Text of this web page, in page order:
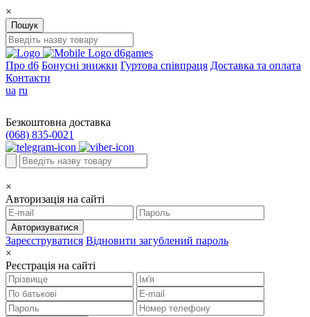
×
Пошук
d6games
Про d6 Бонусні знижки Гуртова співпраця Доставка та оплата
Контакти
ua ru
Безкоштовна доставка
(068) 835-0021
×
Авторизація на сайті
Авторизуватися
Зареєструватися Відновити загублений пароль
×
Реєстрація на сайті